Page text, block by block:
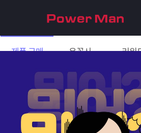
제품 구매 은꼴사 리워